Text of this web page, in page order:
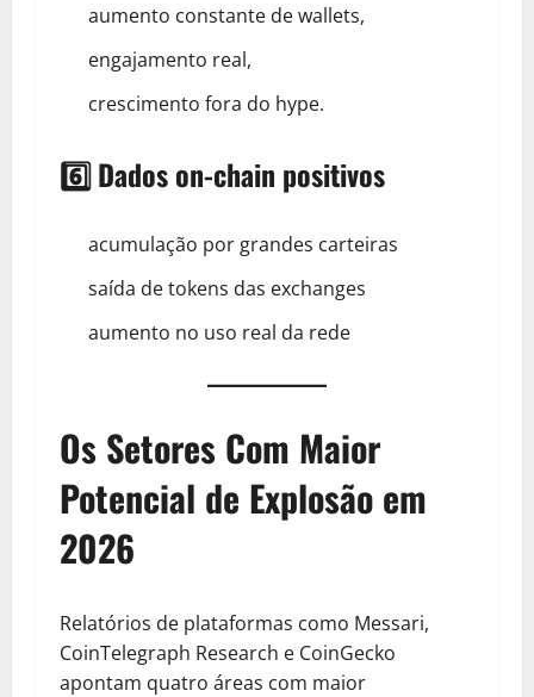
aumento constante de wallets,
engajamento real,
crescimento fora do hype.
6️⃣ Dados on-chain positivos
acumulação por grandes carteiras
saída de tokens das exchanges
aumento no uso real da rede
Os Setores Com Maior
Potencial de Explosão em
2026
Relatórios de plataformas como Messari,
CoinTelegraph Research e CoinGecko
apontam quatro áreas com maior